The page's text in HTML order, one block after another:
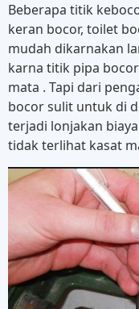
Beberapa titik
keran bocor, toilet
mudah dikarnakan
karna titik pipa
mata . Tapi dari
bocor sulit untuk di
terjadi lonjakan
tidak terlihat kasat